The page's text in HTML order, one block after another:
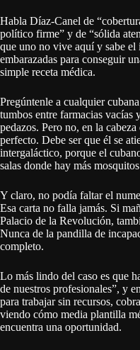
Habla Díaz-Canel de
político firme” y de “sólida
que uno no vive aquí y sabe el
embarazadas para conseguir
simple receta médica.
Pregúntenle a cualquier
tumbos entre farmacias vacías
pedazos. Pero no, en la
perfecto. Debe ser que él se
intergaláctico, porque el
salas donde hay más
Y claro, no podía faltar el
Esa carta no falla jamás. Si
Palacio de la Revolución,
Nunca de la pandilla de
completo.
Lo más lindo del caso es que
de nuestros profesionales”, y
para trabajar sin recursos,
viendo cómo media plantilla
encuentra una oportunidad.